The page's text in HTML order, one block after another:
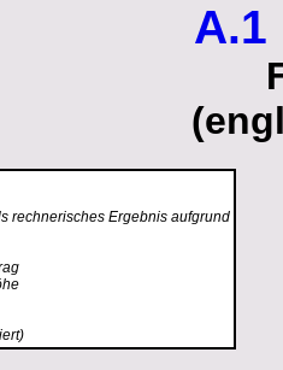
A.1
rechnerisches Ergebnis aufgrund